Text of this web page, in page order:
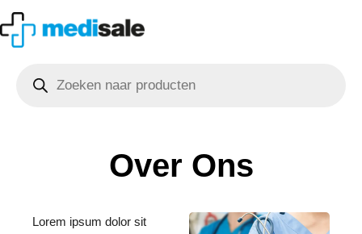
naar
de
zoeken
Over Ons
Lorem ipsum dolor sit